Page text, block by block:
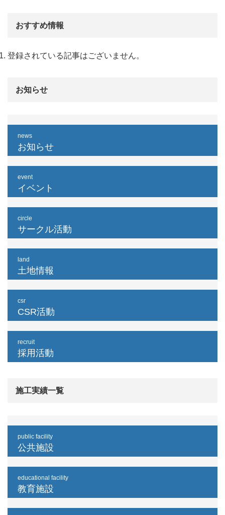
おすすめ情報
登録されている記事はございません。
お知らせ
news
お知らせ
event
イベント
circle
サークル活動
land
土地情報
csr
CSR活動
recruit
採用活動
施工実績一覧
public facility
公共施設
educational facility
教育施設